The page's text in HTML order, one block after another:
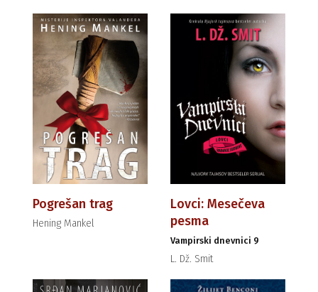
Pogrešan trag
Hening Mankel
Lovci: Mesečeva
pesma
Vampirski dnevnici 9
L. Dž. Smit